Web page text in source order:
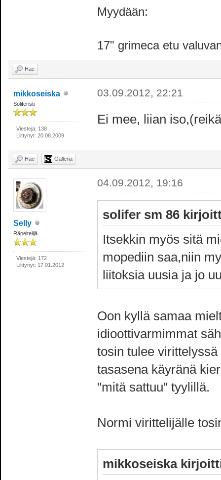
Myydään:
17" grimeca etu
Hae
mikkoseiska
Soliferisti
Viestejä: 138
Liittynyt: 20.08.2009
03.09.2012, 22:21
Ei mee, liian
Hae Galleria
Selly
Räpeltelijä
Viestejä: 172
Liittynyt: 17.01.2012
04.09.2012, 19:16
solifer sm 86
Itsekkin myös sitä
mopediin saa,niin
liitoksia uusia ja jo
Oon kyllä samaa
idioottivarmimmat
tosin tulee
tasasena käyränä
"mitä sattuu" tyylillä.
Normi virittelijälle
mikkoseiska